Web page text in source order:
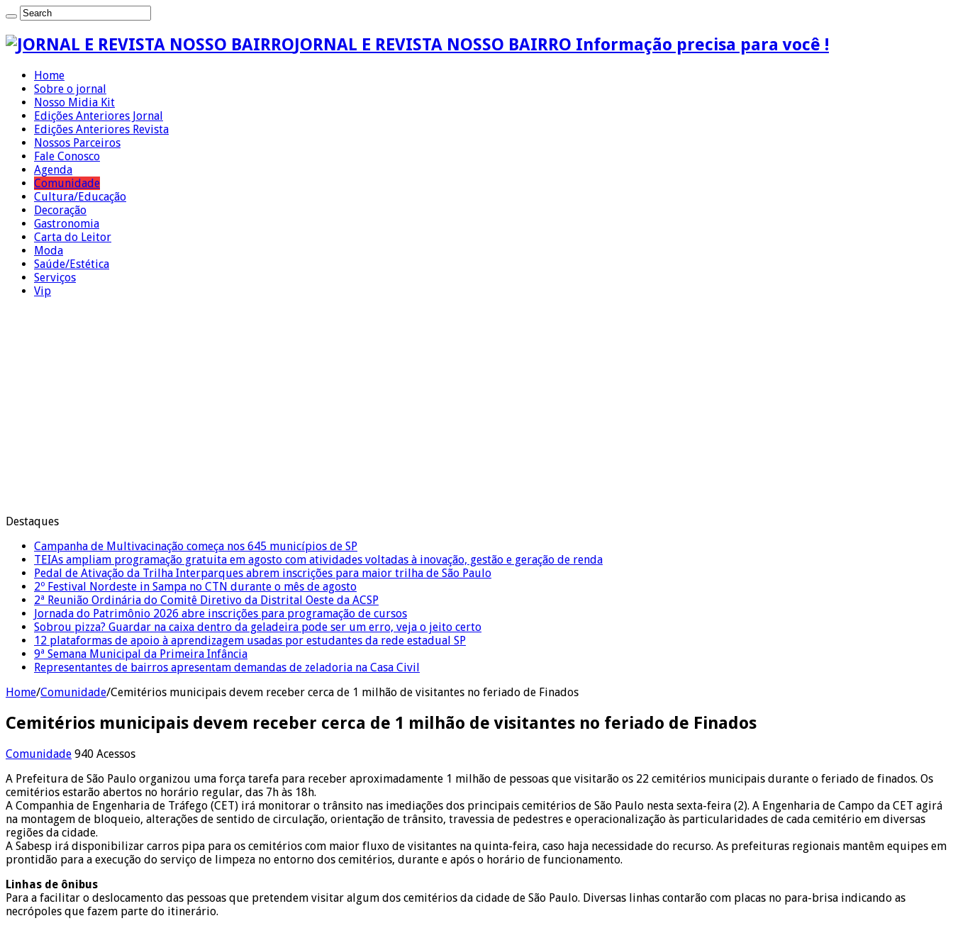
JORNAL E REVISTA NOSSO BAIRRO Informação precisa para você !
Home
Sobre o jornal
Nosso Midia Kit
Edições Anteriores Jornal
Edições Anteriores Revista
Nossos Parceiros
Fale Conosco
Agenda
Comunidade
Cultura/Educação
Decoração
Gastronomia
Carta do Leitor
Moda
Saúde/Estética
Serviços
Vip
Destaques
Campanha de Multivacinação começa nos 645 municípios de SP
TEIAs ampliam programação gratuita em agosto com atividades voltadas à inovação, gestão e geração de renda
Pedal de Ativação da Trilha Interparques abrem inscrições para maior trilha de São Paulo
2º Festival Nordeste in Sampa no CTN durante o mês de agosto
2ª Reunião Ordinária do Comitê Diretivo da Distrital Oeste da ACSP
Jornada do Patrimônio 2026 abre inscrições para programação de cursos
Sobrou pizza? Guardar na caixa dentro da geladeira pode ser um erro, veja o jeito certo
12 plataformas de apoio à aprendizagem usadas por estudantes da rede estadual SP
9ª Semana Municipal da Primeira Infância
Representantes de bairros apresentam demandas de zeladoria na Casa Civil
Home/Comunidade/Cemitérios municipais devem receber cerca de 1 milhão de visitantes no feriado de Finados
Cemitérios municipais devem receber cerca de 1 milhão de visitantes no feriado de Finados
Comunidade 940 Acessos
A Prefeitura de São Paulo organizou uma força tarefa para receber aproximadamente 1 milhão de pessoas que visitarão os 22 cemitérios municipais durante o feriado de finados. Os
cemitérios estarão abertos no horário regular, das 7h às 18h.
A Companhia de Engenharia de Tráfego (CET) irá monitorar o trânsito nas imediações dos principais cemitérios de São Paulo nesta sexta-feira (2). A Engenharia de Campo da CET agirá
na montagem de bloqueio, alterações de sentido de circulação, orientação de trânsito, travessia de pedestres e operacionalização às particularidades de cada cemitério em diversas
regiões da cidade.
A Sabesp irá disponibilizar carros pipa para os cemitérios com maior fluxo de visitantes na quinta-feira, caso haja necessidade do recurso. As prefeituras regionais mantêm equipes em
prontidão para a execução do serviço de limpeza no entorno dos cemitérios, durante e após o horário de funcionamento.
Linhas de ônibus
Para a facilitar o deslocamento das pessoas que pretendem visitar algum dos cemitérios da cidade de São Paulo. Diversas linhas contarão com placas no para-brisa indicando as
necrópoles que fazem parte do itinerário.